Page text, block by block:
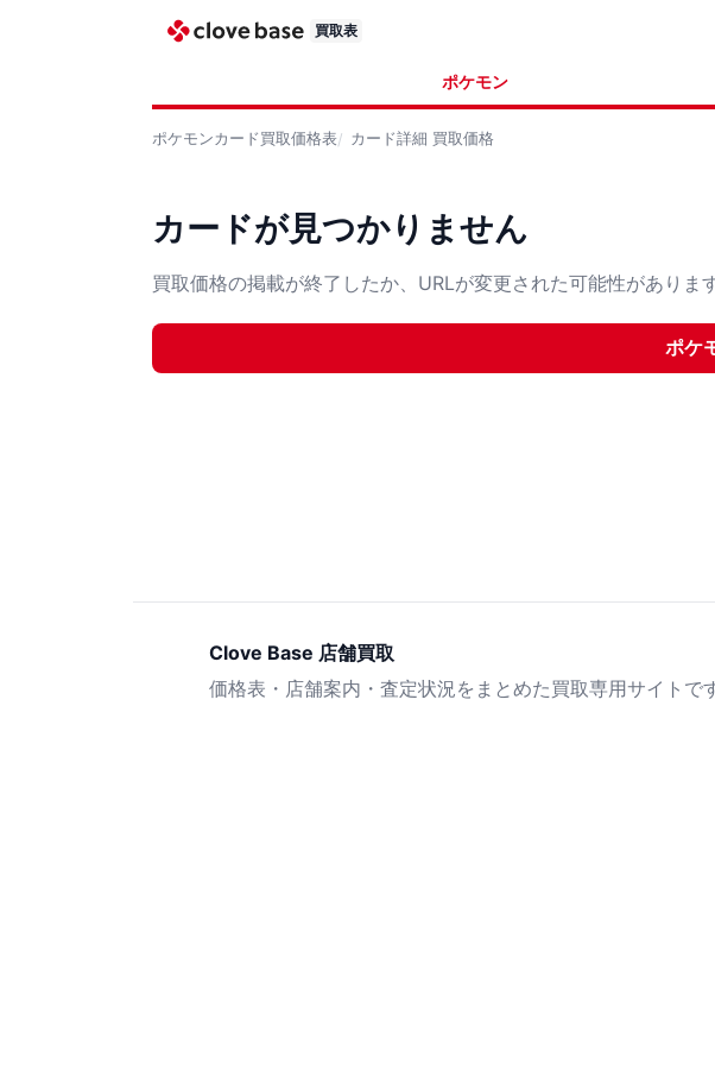
買取表
ポケモン
ポケモンカード買取価格表 カード詳細 買取価格
カードが見つかりません
買取価格の掲載が終了したか、URLが変更された可能性があります
ポケ
Clove Base 店舗買取
価格表・店舗案内・査定状況をまとめた買取専用サイトです